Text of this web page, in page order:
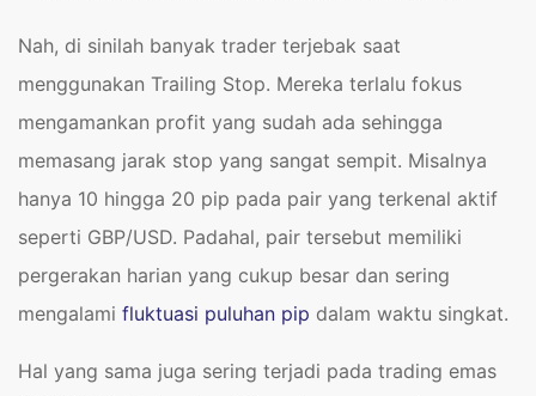
Nah, di sinilah banyak trader terjebak saat
menggunakan Trailing Stop. Mereka terlalu fokus
mengamankan profit yang sudah ada sehingga
memasang jarak stop yang sangat sempit. Misalnya
hanya 10 hingga 20 pip pada pair yang terkenal aktif
seperti GBP/USD. Padahal, pair tersebut memiliki
pergerakan harian yang cukup besar dan sering
mengalami fluktuasi puluhan pip dalam waktu singkat.
Hal yang sama juga sering terjadi pada trading emas